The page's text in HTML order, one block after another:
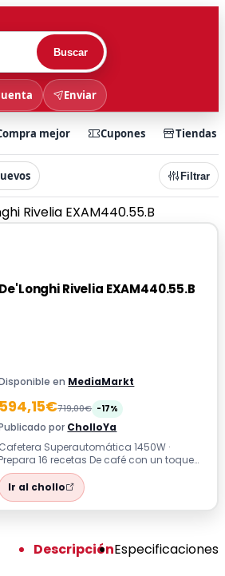
Buscar
Enviar
mejor Cupones Tiendas
Filtrar
Rivelia EXAM440.55.B
De'Longhi Rivelia EXAM440.55.B
en MediaMarkt
594,15€719,00€ -17%
por CholloYa
Cafetera Superautomática 1450W ·
Prepara 16 recetas De café con un toque
profesional gracias a su Molinillo
Ir al chollo
DescripciónEspecificaciones